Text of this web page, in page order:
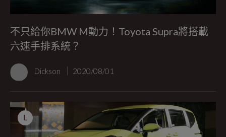
不只給你BMW M動力！Toyota Supra將搭載
六速手排系統？
Dickson 2020/08/01
L